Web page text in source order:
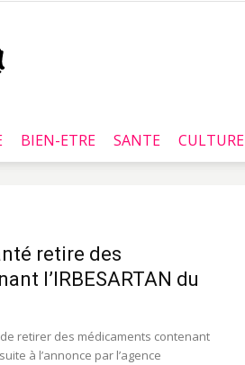
BIEN-ETRE SANTE CULTURE
retire des
l’IRBESARTAN du
retirer des médicaments contenant
à l’annonce par l’agence